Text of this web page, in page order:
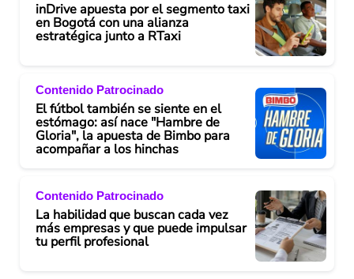
inDrive apuesta por el segmento taxi
en Bogotá con una alianza
estratégica junto a RTaxi
Contenido Patrocinado
El fútbol también se siente en el
estómago: así nace "Hambre de
Gloria", la apuesta de Bimbo para
acompañar a los hinchas
Contenido Patrocinado
La habilidad que buscan cada vez
más empresas y que puede impulsar
tu perfil profesional